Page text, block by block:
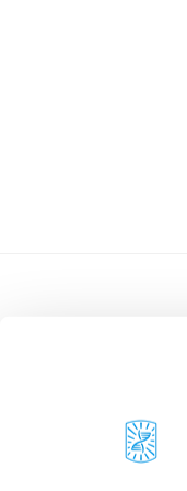
C/Baldiri
08028